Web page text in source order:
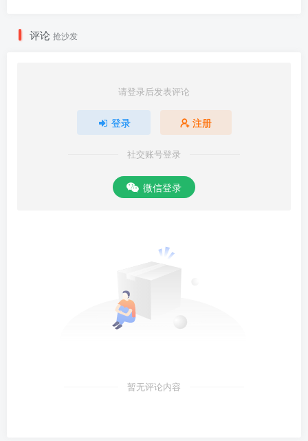
评论 抢沙发
请登录后发表评论
登录 注册
社交账号登录
微信登录
暂无评论内容